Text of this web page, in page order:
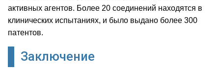
активных агентов. Более 20 соединений находятся в
клинических испытаниях, и было выдано более 300
патентов.
Заключение